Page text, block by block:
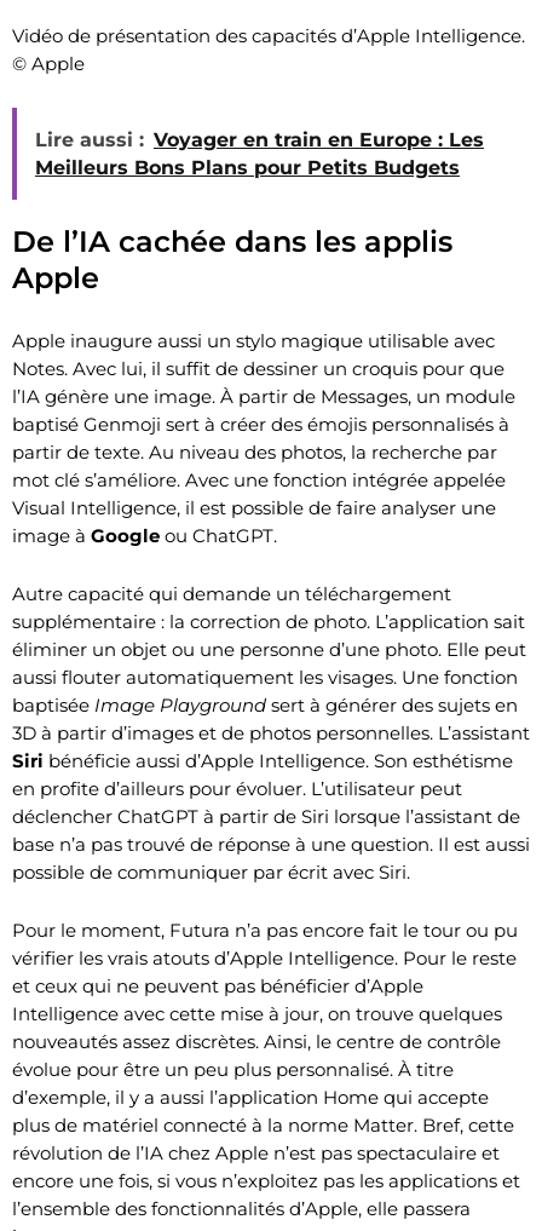
Vidéo de présentation des capacités d’Apple Intelligence.
© Apple
Lire aussi : Voyager en train en Europe : Les
Meilleurs Bons Plans pour Petits Budgets
De l’IA cachée dans les applis
Apple
Apple inaugure aussi un stylo magique utilisable avec
Notes. Avec lui, il suffit de dessiner un croquis pour que
l’IA génère une image. À partir de Messages, un module
baptisé Genmoji sert à créer des émojis personnalisés à
partir de texte. Au niveau des photos, la recherche par
mot clé s’améliore. Avec une fonction intégrée appelée
Visual Intelligence, il est possible de faire analyser une
image à Google ou ChatGPT.
Autre capacité qui demande un téléchargement
supplémentaire : la correction de photo. L’application sait
éliminer un objet ou une personne d’une photo. Elle peut
aussi flouter automatiquement les visages. Une fonction
baptisée Image Playground sert à générer des sujets en
3D à partir d’images et de photos personnelles. L’assistant
Siri bénéficie aussi d’Apple Intelligence. Son esthétisme
en profite d’ailleurs pour évoluer. L’utilisateur peut
déclencher ChatGPT à partir de Siri lorsque l’assistant de
base n’a pas trouvé de réponse à une question. Il est aussi
possible de communiquer par écrit avec Siri.
Pour le moment, Futura n’a pas encore fait le tour ou pu
vérifier les vrais atouts d’Apple Intelligence. Pour le reste
et ceux qui ne peuvent pas bénéficier d’Apple
Intelligence avec cette mise à jour, on trouve quelques
nouveautés assez discrètes. Ainsi, le centre de contrôle
évolue pour être un peu plus personnalisé. À titre
d’exemple, il y a aussi l’application Home qui accepte
plus de matériel connecté à la norme Matter. Bref, cette
révolution de l’IA chez Apple n’est pas spectaculaire et
encore une fois, si vous n’exploitez pas les applications et
l’ensemble des fonctionnalités d’Apple, elle passera